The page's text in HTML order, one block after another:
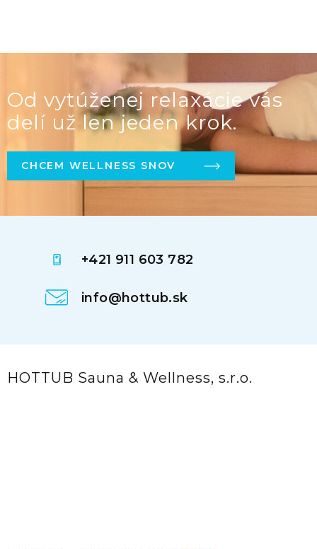
Od vytúženej relaxácie vás
delí už len jeden krok.
CHCEM WELLNESS SNOV
+421 911 603 782
info@hottub.sk
HOTTUB Sauna & Wellness, s.r.o.